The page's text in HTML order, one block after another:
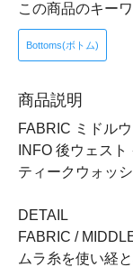
この商品のキー
Bottoms(ボトム)
商品説明
FABRIC ミドル
INFO 後ウェス
ティークウォッシ
DETAIL
FABRIC /
ムラ糸を使い経